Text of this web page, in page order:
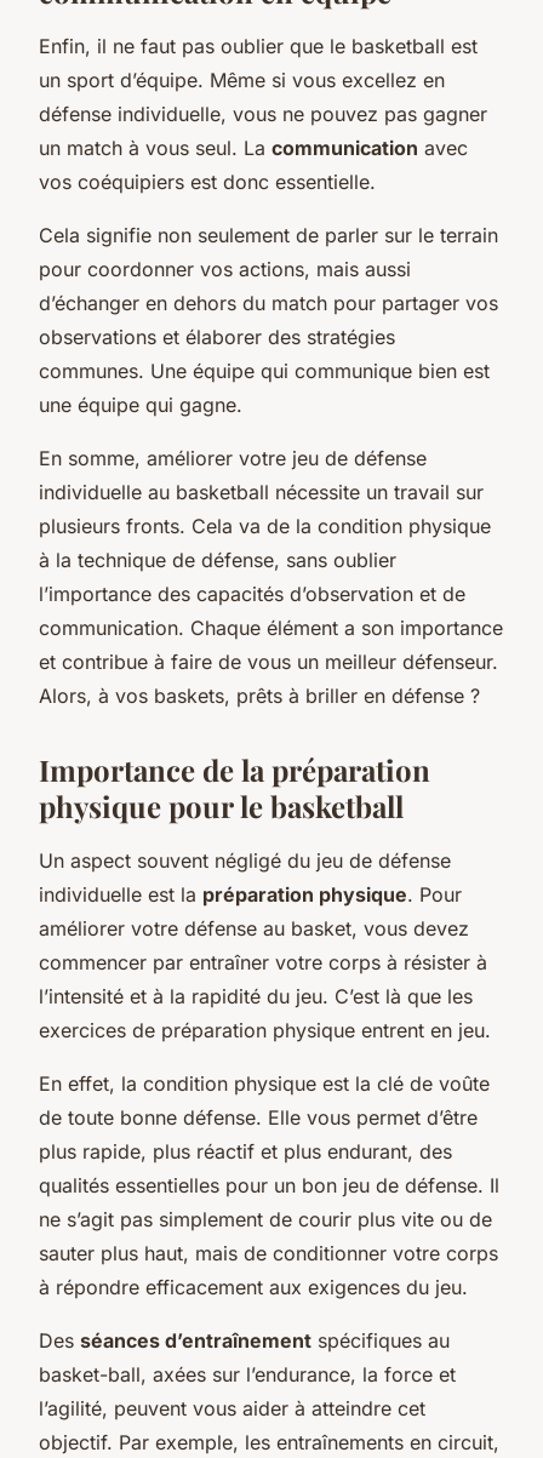
Enfin, il ne faut pas oublier que le basketball est
un sport d’équipe. Même si vous excellez en
défense individuelle, vous ne pouvez pas gagner
un match à vous seul. La communication avec
vos coéquipiers est donc essentielle.
Cela signifie non seulement de parler sur le terrain
pour coordonner vos actions, mais aussi
d’échanger en dehors du match pour partager vos
observations et élaborer des stratégies
communes. Une équipe qui communique bien est
une équipe qui gagne.
En somme, améliorer votre jeu de défense
individuelle au basketball nécessite un travail sur
plusieurs fronts. Cela va de la condition physique
à la technique de défense, sans oublier
l’importance des capacités d’observation et de
communication. Chaque élément a son importance
et contribue à faire de vous un meilleur défenseur.
Alors, à vos baskets, prêts à briller en défense ?
Importance de la préparation
physique pour le basketball
Un aspect souvent négligé du jeu de défense
individuelle est la préparation physique. Pour
améliorer votre défense au basket, vous devez
commencer par entraîner votre corps à résister à
l’intensité et à la rapidité du jeu. C’est là que les
exercices de préparation physique entrent en jeu.
En effet, la condition physique est la clé de voûte
de toute bonne défense. Elle vous permet d’être
plus rapide, plus réactif et plus endurant, des
qualités essentielles pour un bon jeu de défense. Il
ne s’agit pas simplement de courir plus vite ou de
sauter plus haut, mais de conditionner votre corps
à répondre efficacement aux exigences du jeu.
Des séances d’entraînement spécifiques au
basket-ball, axées sur l’endurance, la force et
l’agilité, peuvent vous aider à atteindre cet
objectif. Par exemple, les entraînements en circuit,